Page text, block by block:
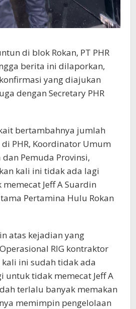
di blok Rokan, PT PHR
berita ini dilaporkan,
yang diajukan
dengan Secretary PHR
bertambahnya jumlah
PHR, Koordinator Umum
Pemuda Provinsi,
kali ini tidak ada lagi
Jeff A Suardin
Pertamina Hulu Rokan
atas kejadian yang
RIG kontraktor
kali ini sudah tidak ada
untuk tidak memecat Jeff A
terlalu banyak memakan
memimpin pengelolaan